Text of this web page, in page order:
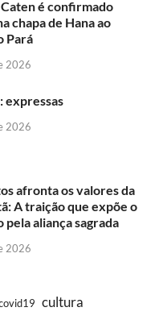
é confirmado
chapa de Hana ao
Pará
2026
expressas
2026
afronta os valores da
A traição que expõe o
aliança sagrada
2026
cultura